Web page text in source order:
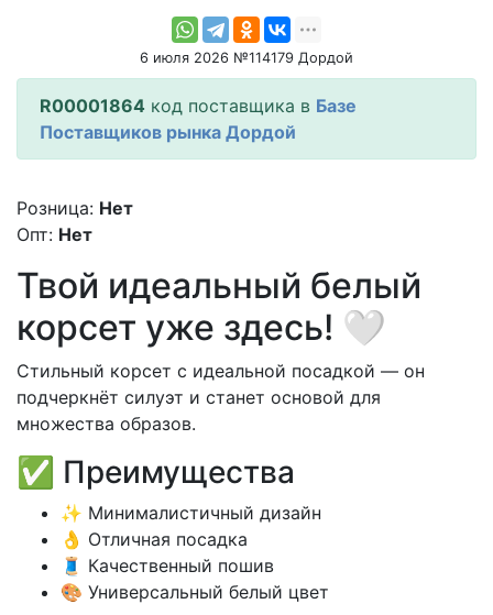
6 июля 2026 №114179 Дордой
R00001864 код поставщика в Базе
Поставщиков рынка Дордой
Розница: Нет
Опт: Нет
Твой идеальный белый
корсет уже здесь! 🤍
Стильный корсет с идеальной посадкой — он
подчеркнёт силуэт и станет основой для
множества образов.
✅ Преимущества
✨ Минималистичный дизайн
👌 Отличная посадка
🧵 Качественный пошив
🎨 Универсальный белый цвет